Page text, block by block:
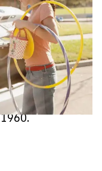
que a
nasceu